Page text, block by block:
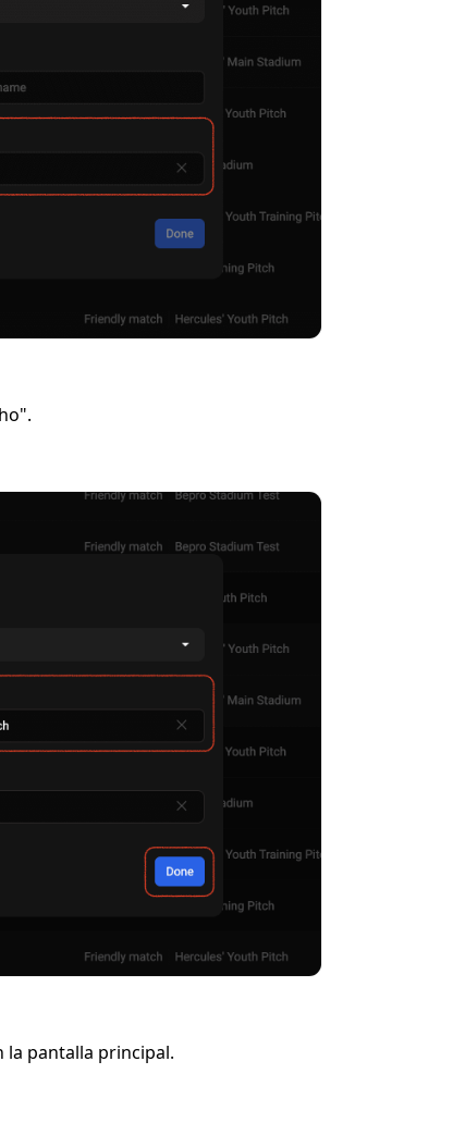
la pantalla principal.